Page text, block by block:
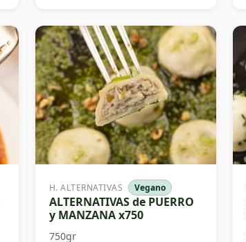
H. ALTERNATIVAS Vegano
ALTERNATIVAS de PUERRO
y MANZANA x750
750gr